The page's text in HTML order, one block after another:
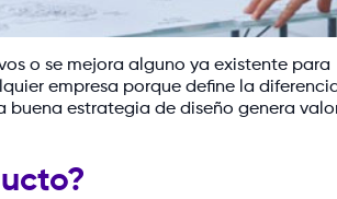
o se mejora alguno ya existente para
empresa porque define la
buena estrategia de diseño genera